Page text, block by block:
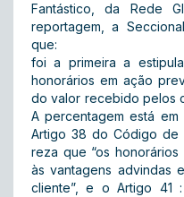
Fantástico, da Rede
reportagem, a
que:
foi a primeira a
honorários em ação
do valor recebido pelos
A percentagem está
Artigo 38 do Código de
reza que “os
às vantagens advindas
cliente”, e o Artigo 41